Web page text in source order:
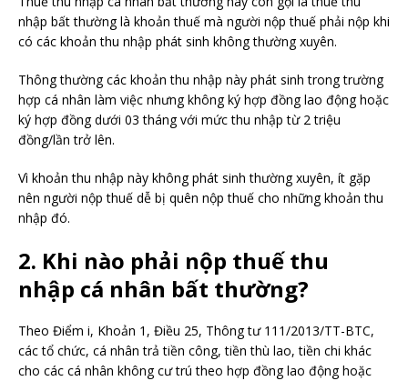
nhập bất thường là khoản thuế mà người nộp thuế phải nộp khi
có các khoản thu nhập phát sinh không thường xuyên.
Thông thường các khoản thu nhập này phát sinh trong trường
hợp cá nhân làm việc nhưng không ký hợp đồng lao động hoặc
ký hợp đồng dưới 03 tháng với mức thu nhập từ 2 triệu
đồng/lần trở lên.
Vì khoản thu nhập này không phát sinh thường xuyên, ít gặp
nên người nộp thuế dễ bị quên nộp thuế cho những khoản thu
nhập đó.
2. Khi nào phải nộp thuế thu
nhập cá nhân bất thường?
Theo Điểm i, Khoản 1, Điều 25, Thông tư 111/2013/TT-BTC,
các tổ chức, cá nhân trả tiền công, tiền thù lao, tiền chi khác
cho các cá nhân không cư trú theo hợp đồng lao động hoặc